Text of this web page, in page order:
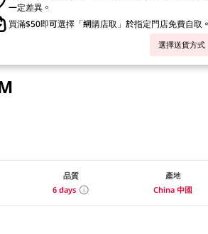
一定差異。
買滿$50即可選擇「網購店取」於指定門店免費自取。
選擇送貨方式
品質
6 days
產地
China 中國